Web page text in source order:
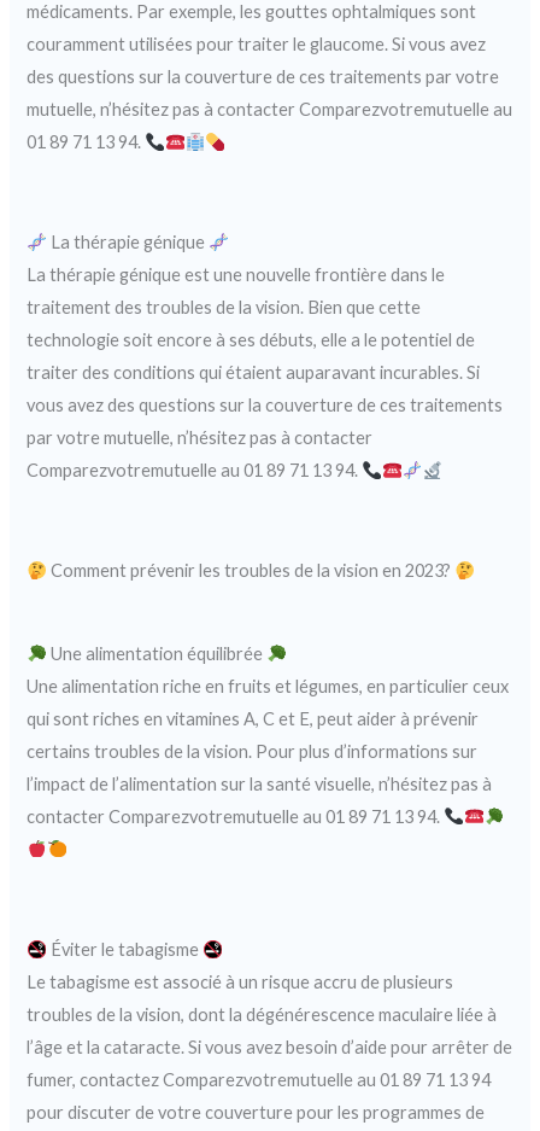
médicaments. Par exemple, les gouttes ophtalmiques sont
couramment utilisées pour traiter le glaucome. Si vous avez
des questions sur la couverture de ces traitements par votre
mutuelle, n’hésitez pas à contacter Comparezvotremutuelle au
01 89 71 13 94.
La thérapie génique
La thérapie génique est une nouvelle frontière dans le
traitement des troubles de la vision. Bien que cette
technologie soit encore à ses débuts, elle a le potentiel de
traiter des conditions qui étaient auparavant incurables. Si
vous avez des questions sur la couverture de ces traitements
par votre mutuelle, n’hésitez pas à contacter
Comparezvotremutuelle au 01 89 71 13 94.
Comment prévenir les troubles de la vision en 2023?
Une alimentation équilibrée
Une alimentation riche en fruits et légumes, en particulier ceux
qui sont riches en vitamines A, C et E, peut aider à prévenir
certains troubles de la vision. Pour plus d’informations sur
l’impact de l’alimentation sur la santé visuelle, n’hésitez pas à
contacter Comparezvotremutuelle au 01 89 71 13 94.
Éviter le tabagisme
Le tabagisme est associé à un risque accru de plusieurs
troubles de la vision, dont la dégénérescence maculaire liée à
l’âge et la cataracte. Si vous avez besoin d’aide pour arrêter de
fumer, contactez Comparezvotremutuelle au 01 89 71 13 94
pour discuter de votre couverture pour les programmes de